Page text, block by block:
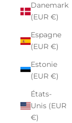
Danemark
(EUR €)
Espagne
(EUR €)
Estonie
(EUR €)
États-
Unis (EUR
€)